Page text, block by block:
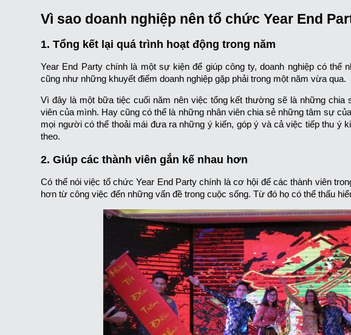
Vì sao doanh nghiệp nên tổ chức Year End
1. Tổng kết lại quá trình hoạt động trong năm
Year End Party chính là một sự kiện để giúp công ty, doanh nghiệp có thể
cũng như những khuyết điểm doanh nghiệp gặp phải trong một năm vừa qua.
Vì đây là một bữa tiệc cuối năm nên việc tổng kết thường sẽ là những chia
viên của mình. Hay cũng có thể là những nhân viên chia sẻ những tâm sự
mọi người có thể thoải mái đưa ra những ý kiến, góp ý và cả việc tiếp thu ý
theo.
2. Giúp các thành viên gắn kế nhau hơn
Có thể nói việc tổ chức Year End Party chính là cơ hội để các thành viên
hơn từ công việc đến những vấn đề trong cuộc sống. Từ đó họ có thể thấu